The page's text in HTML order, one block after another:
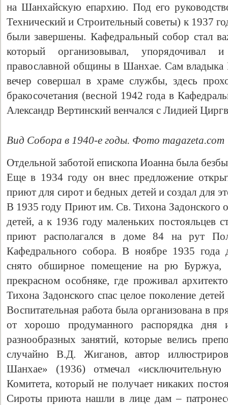
на Шанхайскую епархию. Под его
Технический и Строительный советы) к 1937
были завершены. Кафедральный собор стал
который организовывал,
православной общины в Шанхае. Сам
вечер совершал в храме службы, здесь
бракосочетания (весной 1942 года в
Александр Вертинский венчался с Лидией
Вид Собора в 1940-е годы. Фото magazeta.com
Отдельной заботой епископа Иоанна была
Еще в 1934 году он внес предложение
приют для сирот и бедных детей и создал для
В 1935 году Приют им. Св. Тихона Задонского
детей, а к 1936 году маленьких постояльцев
приют располагался в доме 84 на рут
Кафедрального собора. В ноябре 1935 года
снято обширное помещение на рю
прекрасном особняке, где проживал
Тихона Задонского спас целое поколение
Воспитательная работа была организована в
от хорошо продуманного распорядка дня
разнообразных занятий, которые велись
случайно В.Д. Жиганов, автор
Шанхае» (1936) отмечал
Комитета, который не получает никаких
Сироты приюта нашли в лице дам –